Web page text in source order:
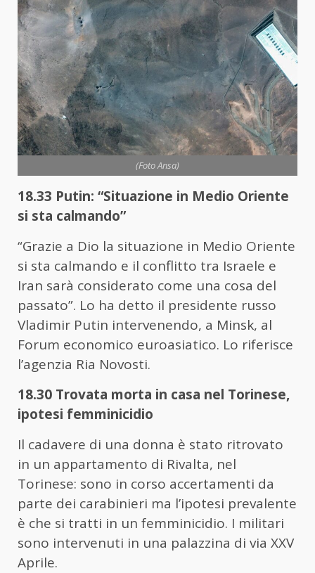
(Foto Ansa)
18.33 Putin: “Situazione in Medio Oriente
si sta calmando”
“Grazie a Dio la situazione in Medio Oriente
si sta calmando e il conflitto tra Israele e
Iran sarà considerato come una cosa del
passato”. Lo ha detto il presidente russo
Vladimir Putin intervenendo, a Minsk, al
Forum economico euroasiatico. Lo riferisce
l’agenzia Ria Novosti.
18.30 Trovata morta in casa nel Torinese,
ipotesi femminicidio
Il cadavere di una donna è stato ritrovato
in un appartamento di Rivalta, nel
Torinese: sono in corso accertamenti da
parte dei carabinieri ma l’ipotesi prevalente
è che si tratti in un femminicidio. I militari
sono intervenuti in una palazzina di via XXV
Aprile.